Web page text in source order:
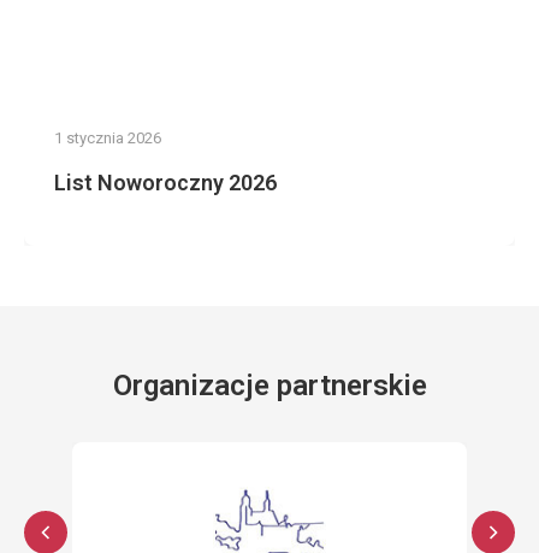
1 stycznia 2026
List Noworoczny 2026
Organizacje partnerskie